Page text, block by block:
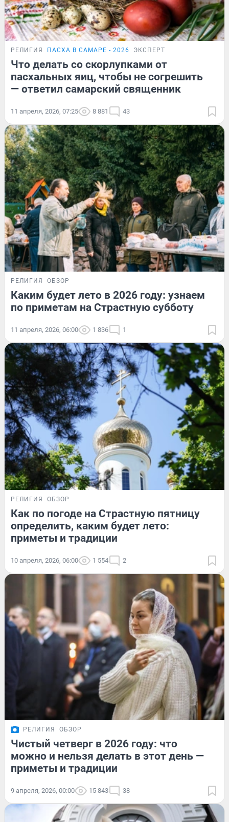
РЕЛИГИЯ ПАСХА В САМАРЕ - 2026 ЭКСПЕРТ
Что делать со скорлупками от
пасхальных яиц, чтобы не согрешить
— ответил самарский священник
11 апреля, 2026, 07:25 8 881 43
РЕЛИГИЯ ОБЗОР
Каким будет лето в 2026 году: узнаем
по приметам на Страстную субботу
11 апреля, 2026, 06:00 1 836 1
РЕЛИГИЯ ОБЗОР
Как по погоде на Страстную пятницу
определить, каким будет лето:
приметы и традиции
10 апреля, 2026, 06:00 1 554 2
РЕЛИГИЯ ОБЗОР
Чистый четверг в 2026 году: что
можно и нельзя делать в этот день —
приметы и традиции
9 апреля, 2026, 00:00 15 843 38